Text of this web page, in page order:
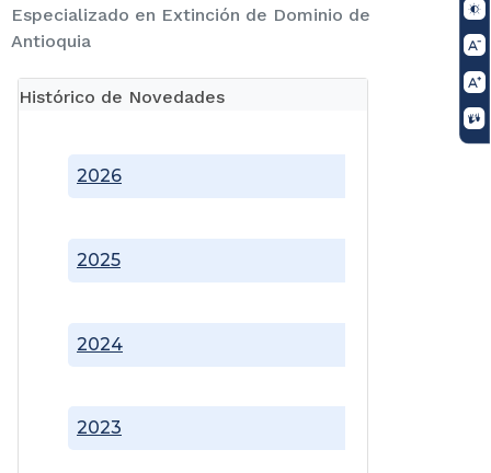
Especializado en Extinción de Dominio de
Antioquia
Histórico de Novedades
2023
2024
2025
2026